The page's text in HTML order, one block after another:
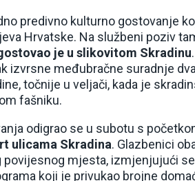
predivno kulturno gostovanje
Hrvatske. Na službeni poziv
je u slikovitom Skradinu
izvrsne međubračne suradnje
točnije u veljači, kada je
fašniku.
odigrao se u subotu s
ulicama Skradina. Glazbenici
mjesta, izmjenjujući
koji je privukao brojne